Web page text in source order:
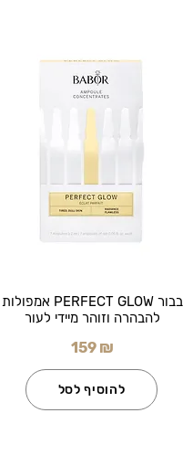
בבור PERFECT GLOW אמפולות
להבהרה וזוהר מיידי לעור
159 ₪
להוסיף לסל